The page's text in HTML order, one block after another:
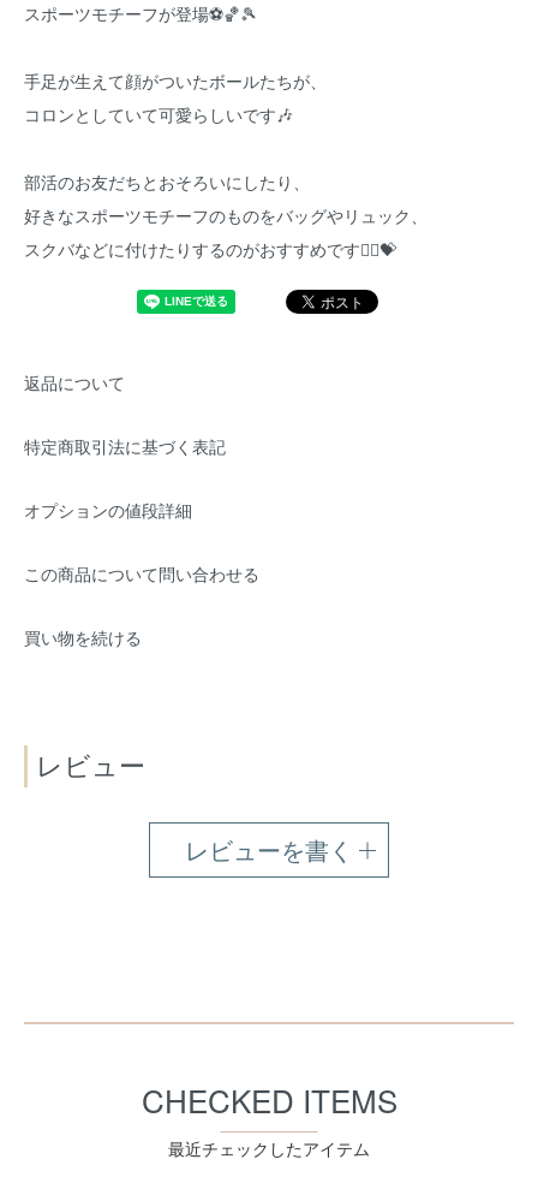
スポーツモチーフが登場⚽️🏀🎾
手足が生えて顔がついたボールたちが、
コロンとしていて可愛らしいです🎶
部活のお友だちとおそろいにしたり、
好きなスポーツモチーフのものをバッグやリュック、
スクバなどに付けたりするのがおすすめです🧚‍♀️💝
返品について
特定商取引法に基づく表記
オプションの値段詳細
この商品について問い合わせる
買い物を続ける
レビュー
レビューを書く
CHECKED ITEMS
最近チェックしたアイテム